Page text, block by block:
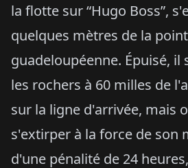
la flotte sur “Hugo Boss”,
quelques mètres de la
guadeloupéenne. Épuisé, il
les rochers à 60 milles de
sur la ligne d'arrivée, mais
s'extirper à la force de son
d'une pénalité de 24